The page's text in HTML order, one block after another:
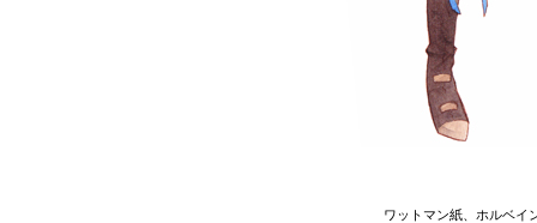
ワットマン紙、ホルベイ